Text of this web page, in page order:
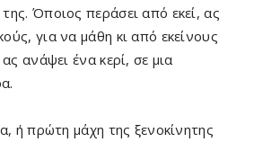
Όποιος περάσει από εκεί, ας
για να μάθη κι από εκείνους
ανάψει ένα κερί, σε μια
ή πρώτη μάχη της ξενοκίνητης